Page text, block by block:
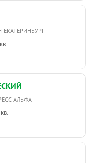
ЕКАТЕРИНБУРГ
АЛЬФА